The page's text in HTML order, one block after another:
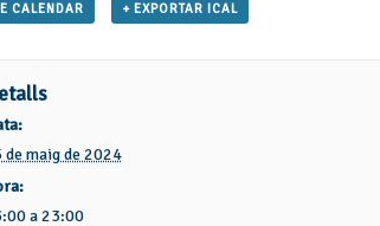
CALENDAR + EXPORTAR ICAL
de maig de 2024
a 23:00